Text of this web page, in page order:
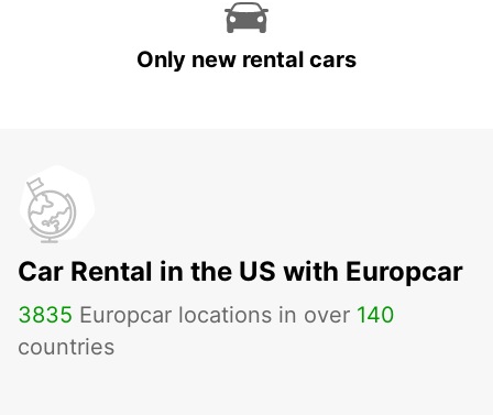
Only new rental cars
Car Rental in the US with Europcar
3835 Europcar locations in over 140
countries